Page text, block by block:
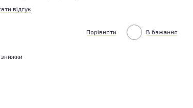
відгук
Порівняти В бажання
знижки